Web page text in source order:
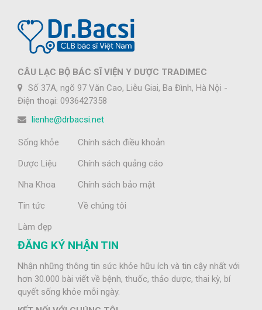
CÂU LẠC BỘ BÁC SĨ VIỆN Y DƯỢC TRADIMEC
Số 37A, ngõ 97 Văn Cao, Liễu Giai, Ba Đình, Hà Nội -
Điện thoại: 0936427358
lienhe@drbacsi.net
Sống khỏe
Dược Liệu
Nha Khoa
Tin tức
Làm đẹp
Chính sách điều khoản
Chính sách quảng cáo
Chính sách bảo mật
Về chúng tôi
ĐĂNG KÝ NHẬN TIN
Nhận những thông tin sức khỏe hữu ích và tin cậy nhất với
hơn 30.000 bài viết về bệnh, thuốc, thảo dược, thai kỳ, bí
quyết sống khỏe mỗi ngày.